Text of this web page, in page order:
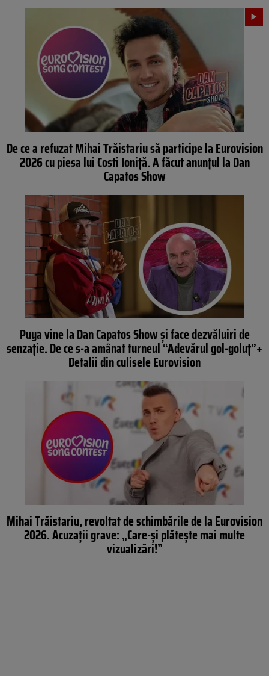
De ce a refuzat Mihai Trăistariu să participe la Eurovision
2026 cu piesa lui Costi Ioniță. A făcut anunțul la Dan
Capatos Show
Puya vine la Dan Capatos Show și face dezvăluiri de
senzație. De ce s-a amânat turneul “Adevărul gol-goluț”+
Detalii din culisele Eurovision
Mihai Trăistariu, revoltat de schimbările de la Eurovision
2026. Acuzații grave: „Care-și plătește mai multe
vizualizări!”